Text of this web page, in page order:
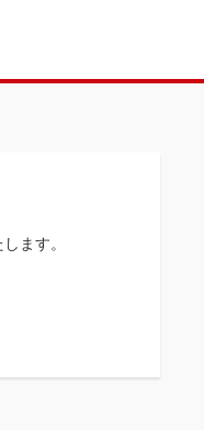
ます。